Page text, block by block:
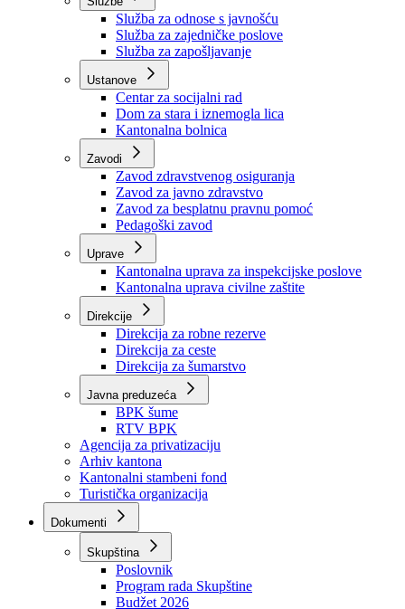
Organizacije
Službe
Služba za odnose s javnošću
Služba za zajedničke poslove
Služba za zapošljavanje
Ustanove
Centar za socijalni rad
Dom za stara i iznemogla lica
Kantonalna bolnica
Zavodi
Zavod zdravstvenog osiguranja
Zavod za javno zdravstvo
Zavod za besplatnu pravnu pomoć
Pedagoški zavod
Kantonalna uprava za inspekcijske poslove
Kantonalna uprava civilne zaštite
Direkcije
Direkcija za robne rezerve
Direkcija za ceste
Direkcija za šumarstvo
Javna preduzeća
BPK šume
RTV BPK
Agencija za privatizaciju
Arhiv kantona
Kantonalni stambeni fond
Turistička organizacija
Dokumenti
Skupština